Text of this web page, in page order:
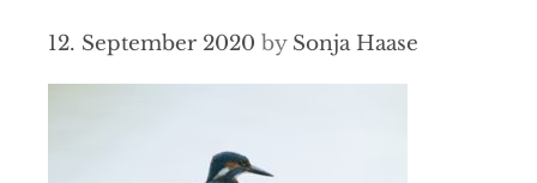
12. September 2020 by Sonja Haase